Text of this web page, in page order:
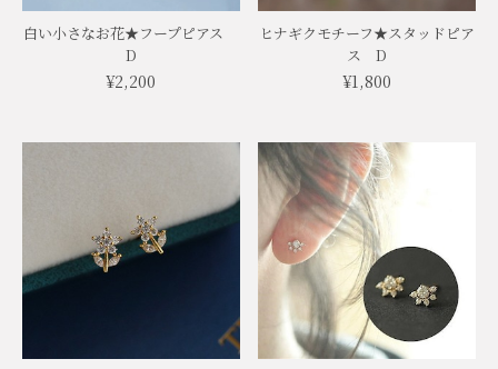
白い小さなお花★フープピアス
D
¥2,200
ヒナギクモチーフ★スタッドピア
ス D
¥1,800